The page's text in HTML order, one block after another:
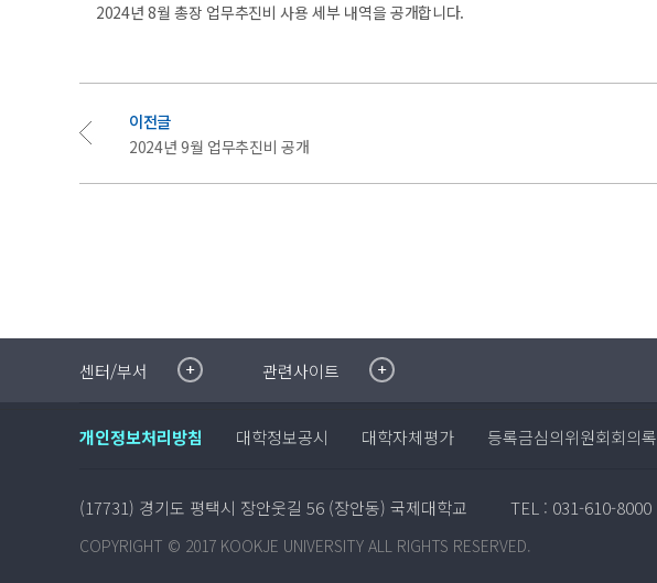
2024년 8월 총장 업무추진비 사용 세부 내역을 공개합니다.
이전글
2024년 9월 업무추진비 공개
센터/부서취·창업지원센터
학생생활관
평생교육원
교수학습지원센터
관련사이트
이메일무단수집거부
증명발급사이트
개인정보처리방침 대학정보공시 대학자체평가 등록금심의위원회회의록
(17731) 경기도 평택시 장안웃길 56 (장안동) 국제대학교 TEL : 031-610-8000
COPYRIGHT © 2017 KOOKJE UNIVERSITY ALL RIGHTS RESERVED.